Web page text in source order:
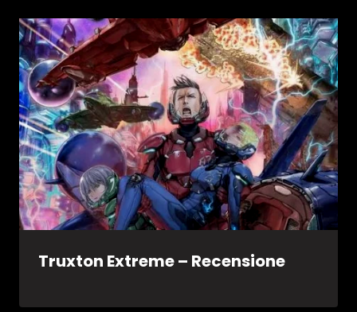
Truxton Extreme – Recensione